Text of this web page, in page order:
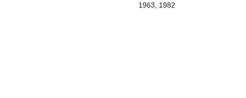
1963, 1982